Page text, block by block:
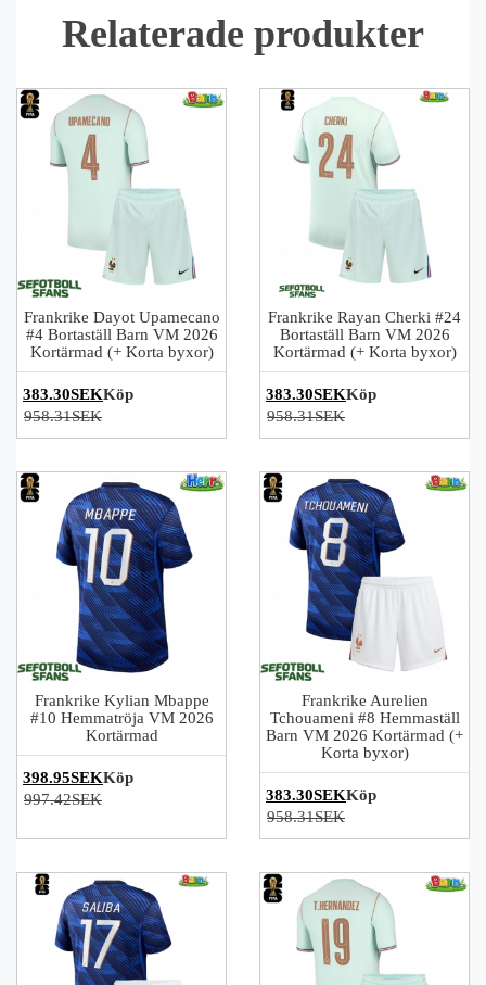
Relaterade produkter
Frankrike Dayot Upamecano
#4 Bortaställ Barn VM 2026
Kortärmad (+ Korta byxor)
383.30SEK
958.31SEK
Köp
Frankrike Rayan Cherki #24
Bortaställ Barn VM 2026
Kortärmad (+ Korta byxor)
383.30SEK
958.31SEK
Köp
Frankrike Kylian Mbappe
#10 Hemmatröja VM 2026
Kortärmad
398.95SEK
997.42SEK
Köp
Frankrike Aurelien
Tchouameni #8 Hemmaställ
Barn VM 2026 Kortärmad (+
Korta byxor)
383.30SEK
958.31SEK
Köp